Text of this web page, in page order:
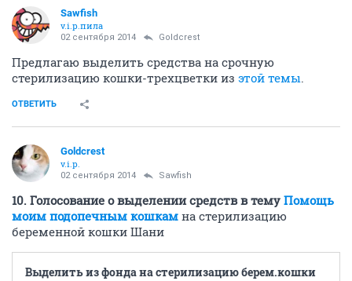
Sawfish
v.i.p.пила
02 сентября 2014 Goldcrest
Предлагаю выделить средства на срочную
стерилизацию кошки-трехцветки из этой темы.
ОТВЕТИТЬ
Goldcrest
v.i.p.
02 сентября 2014 Sawfish
10. Голосование о выделении средств в тему Помощь
моим подопечным кошкам на стерилизацию
беременной кошки Шани
Выделить из фонда на стерилизацию берем.кошки